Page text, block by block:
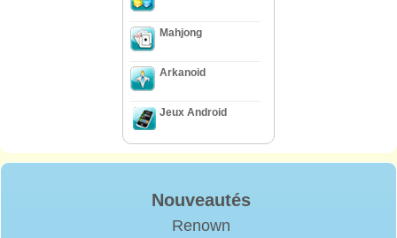
Mahjong
Arkanoid
Jeux Android
Nouveautés
Renown